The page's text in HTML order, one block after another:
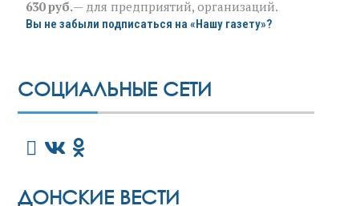
630 руб.— для предприятий, организаций.
Вы не забыли подписаться на «Нашу газету»?
СОЦИАЛЬНЫЕ СЕТИ
ДОНСКИЕ ВЕСТИ